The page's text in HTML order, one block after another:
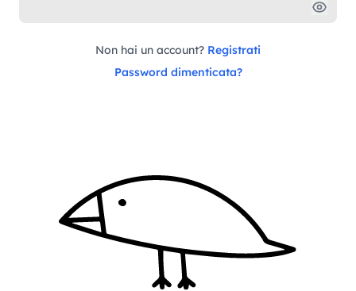
Non hai un account? Registrati
Password dimenticata?